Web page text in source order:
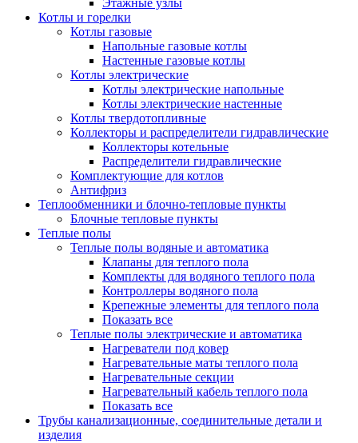
Этажные узлы
Котлы и горелки
Котлы газовые
Напольные газовые котлы
Настенные газовые котлы
Котлы электрические
Котлы электрические напольные
Котлы электрические настенные
Котлы твердотопливные
Коллекторы и распределители гидравлические
Коллекторы котельные
Распределители гидравлические
Комплектующие для котлов
Антифриз
Теплообменники и блочно-тепловые пункты
Блочные тепловые пункты
Теплые полы
Теплые полы водяные и автоматика
Клапаны для теплого пола
Комплекты для водяного теплого пола
Контроллеры водяного пола
Крепежные элементы для теплого пола
Показать все
Теплые полы электрические и автоматика
Нагреватели под ковер
Нагревательные маты теплого пола
Нагревательные секции
Нагревательный кабель теплого пола
Показать все
Трубы канализационные, соединительные детали и
изделия